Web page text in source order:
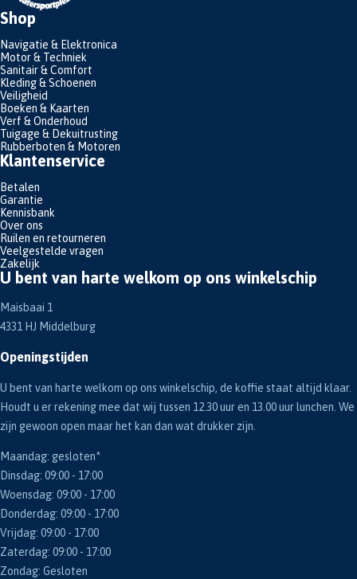
Shop
Navigatie & Elektronica
Motor & Techniek
Sanitair & Comfort
Kleding & Schoenen
Veiligheid
Boeken & Kaarten
Verf & Onderhoud
Tuigage & Dekuitrusting
Rubberboten & Motoren
Klantenservice
Betalen
Garantie
Kennisbank
Over ons
Ruilen en retourneren
Veelgestelde vragen
Zakelijk
U bent van harte welkom op ons winkelschip
Maisbaai 1
4331 HJ Middelburg
Openingstijden
U bent van harte welkom op ons winkelschip, de koffie staat altijd klaar.
Houdt u er rekening mee dat wij tussen 12.30 uur en 13.00 uur lunchen. We
zijn gewoon open maar het kan dan wat drukker zijn.
Maandag: gesloten*
Dinsdag: 09:00 - 17:00
Woensdag: 09:00 - 17:00
Donderdag: 09:00 - 17:00
Vrijdag: 09:00 - 17:00
Zaterdag: 09:00 - 17:00
Zondag: Gesloten